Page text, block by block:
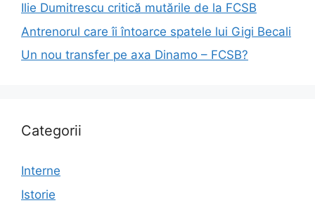
Ilie Dumitrescu critică mutările de la FCSB
Antrenorul care îi întoarce spatele lui Gigi Becali
Un nou transfer pe axa Dinamo – FCSB?
Categorii
Interne
Istorie